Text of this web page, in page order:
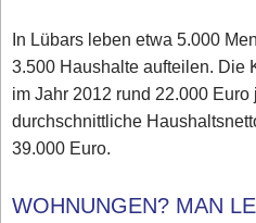
In Lübars leben etwa 5.000
3.500 Haushalte aufteilen. Die
im Jahr 2012 rund 22.000
durchschnittliche
39.000 Euro.
WOHNUNGEN? MAN